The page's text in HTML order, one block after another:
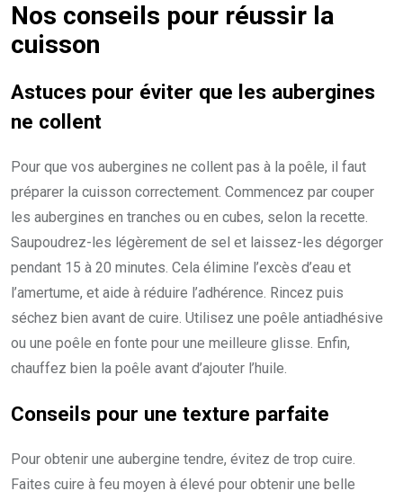
Nos conseils pour réussir la
cuisson
Astuces pour éviter que les aubergines
ne collent
Pour que vos aubergines ne collent pas à la poêle, il faut
préparer la cuisson correctement. Commencez par couper
les aubergines en tranches ou en cubes, selon la recette.
Saupoudrez-les légèrement de sel et laissez-les dégorger
pendant 15 à 20 minutes. Cela élimine l’excès d’eau et
l’amertume, et aide à réduire l’adhérence. Rincez puis
séchez bien avant de cuire. Utilisez une poêle antiadhésive
ou une poêle en fonte pour une meilleure glisse. Enfin,
chauffez bien la poêle avant d’ajouter l’huile.
Conseils pour une texture parfaite
Pour obtenir une aubergine tendre, évitez de trop cuire.
Faites cuire à feu moyen à élevé pour obtenir une belle